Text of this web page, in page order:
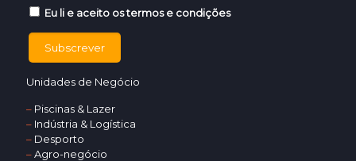
Eu li e aceito os termos e condições
Unidades de Negócio
– Piscinas & Lazer
– Indústria & Logística
– Desporto
–Agro-negócio